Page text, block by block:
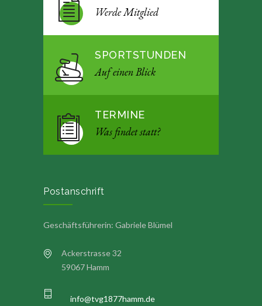
Werde Mitglied
SPORTSTUNDEN
Auf einen Blick
TERMINE
Was findet statt?
Postanschrift
Geschäftsführerin: Gabriele Blümel
Ackerstrasse 32
59067 Hamm
info@tvg1877hamm.de